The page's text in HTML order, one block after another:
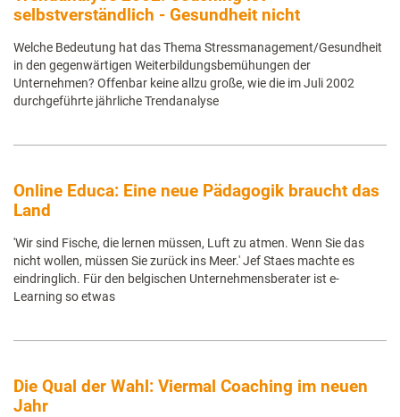
selbstverständlich - Gesundheit nicht
Welche Bedeutung hat das Thema Stressmanagement/Gesundheit
in den gegenwärtigen Weiterbildungsbemühungen der
Unternehmen? Offenbar keine allzu große, wie die im Juli 2002
durchgeführte jährliche Trendanalyse
Online Educa: Eine neue Pädagogik braucht das
Land
'Wir sind Fische, die lernen müssen, Luft zu atmen. Wenn Sie das
nicht wollen, müssen Sie zurück ins Meer.' Jef Staes machte es
eindringlich. Für den belgischen Unternehmensberater ist e-
Learning so etwas
Die Qual der Wahl: Viermal Coaching im neuen
Jahr